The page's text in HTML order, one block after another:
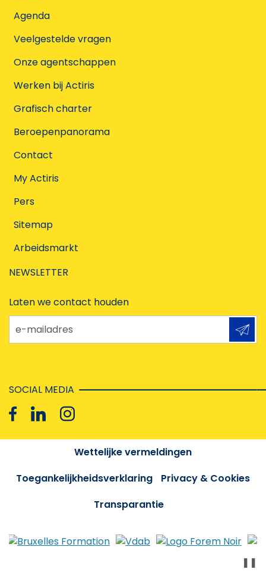
Agenda
Veelgestelde vragen
Onze agentschappen
Werken bij Actiris
Grafisch charter
Beroepenpanorama
Contact
My Actiris
Pers
Sitemap
Arbeidsmarkt
NEWSLETTER
Laten we contact houden
e-mailadres
SOCIAL MEDIA
Wettelijke vermeldingen
Toegankelijkheidsverklaring
Privacy & Cookies
Transparantie
❚❚